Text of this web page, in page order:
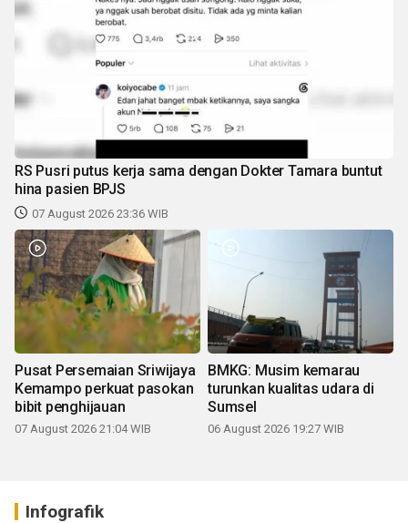
RS Pusri putus kerja sama dengan Dokter Tamara buntut
hina pasien BPJS
07 August 2026 23:36 WIB
Pusat Persemaian Sriwijaya
Kemampo perkuat pasokan
bibit penghijauan
07 August 2026 21:04 WIB
BMKG: Musim kemarau
turunkan kualitas udara di
Sumsel
06 August 2026 19:27 WIB
Infografik